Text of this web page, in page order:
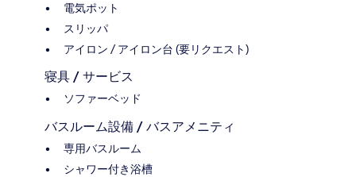
電気ポット
スリッパ
アイロン / アイロン台 (要リクエスト)
寝具 / サービス
ソファーベッド
バスルーム設備 / バスアメニティ
専用バスルーム
シャワー付き浴槽